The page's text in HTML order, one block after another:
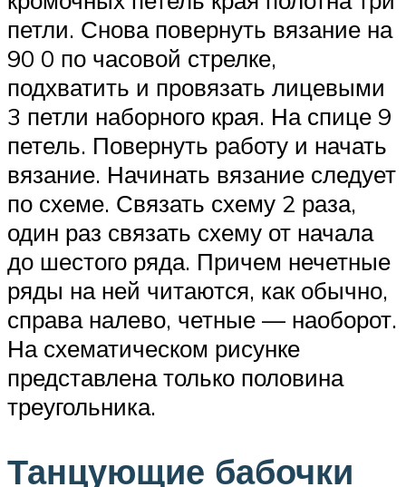
петли. Снова повернуть вязание на
90 0 по часовой стрелке,
подхватить и провязать лицевыми
3 петли наборного края. На спице 9
петель. Повернуть работу и начать
вязание. Начинать вязание следует
по схеме. Связать схему 2 раза,
один раз связать схему от начала
до шестого ряда. Причем нечетные
ряды на ней читаются, как обычно,
справа налево, четные — наоборот.
На схематическом рисунке
представлена только половина
треугольника.
Танцующие бабочки